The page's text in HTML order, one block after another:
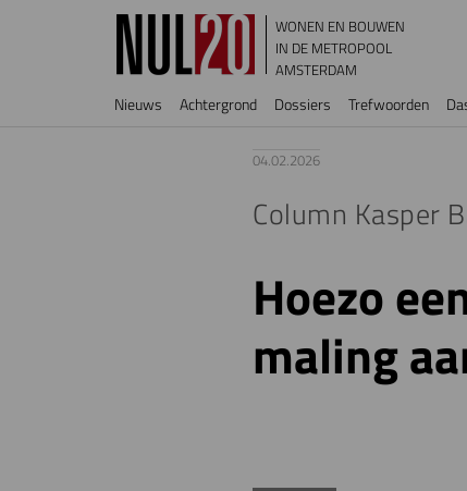
Overslaan en naar de inhoud gaan
WONEN EN BOUWEN
IN DE METROPOOL
AMSTERDAM
Hoofdnavigatie
Nieuws Achtergrond Dossiers Trefwoorden
04.02.2026
Column Kasper
Hoezo
maling